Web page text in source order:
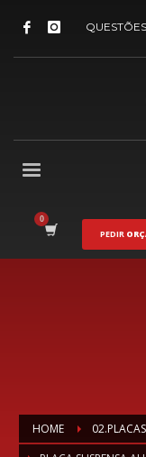
PEDIR
HOME